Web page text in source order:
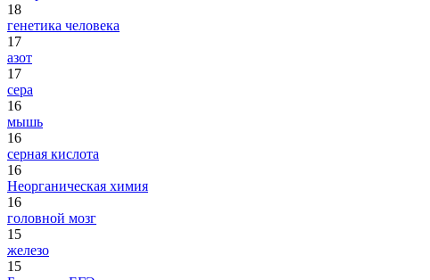
18
генетика человека
17
азот
17
сера
16
мышь
16
серная кислота
16
Неорганическая химия
16
головной мозг
15
железо
15